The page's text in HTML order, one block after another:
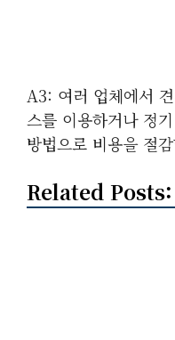
A3: 여러 업체에서
스를 이용하거나 정
방법으로 비용을 절
Related Posts: